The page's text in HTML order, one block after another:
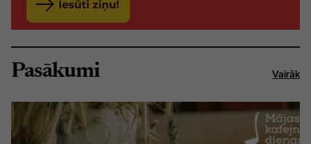
Pasākumi Vairāk